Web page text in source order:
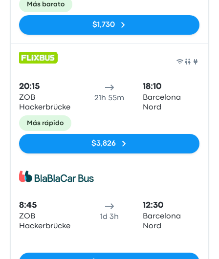
Más barato
$1,730
20:15
ZOB
Hackerbrücke
21h 55m
18:10
Barcelona
Nord
Más rápido
$3,826
8:45
ZOB
Hackerbrücke
1d 3h
12:30
Barcelona
Nord